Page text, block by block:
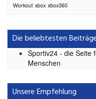
Workout xbox xbox360
Die beliebtesten
Sportiv24 - die Seite
Menschen
Unsere Empfehlung